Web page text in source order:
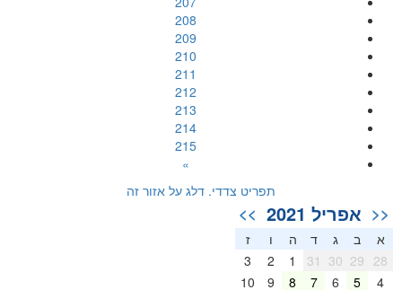
208
209
210
211
212
213
214
215
»
תפריט צדדי. דלג על אזור זה
<< אפריל 2021 >>
א ב ג ד ה
ז
28
29
30
31
2
3
4
5
6
7
8
9
10